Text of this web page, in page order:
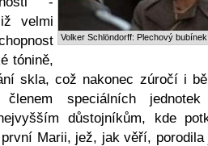
Volker Schlöndorff: Plechový bubínek
velmi
tónině,
skla, což nakonec zúročí i
speciálních
důstojníkům, kde
Marii, jež, jak věří, porodila